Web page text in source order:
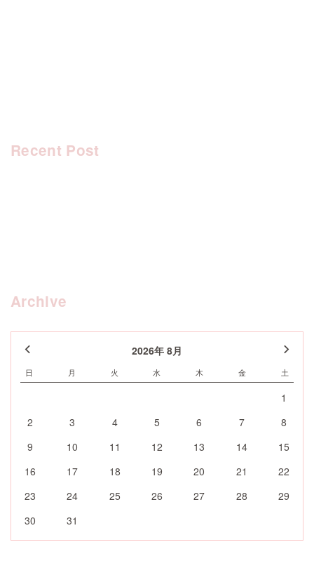
Recent Post
Archive
2026年 8月
日 月 火 水 木 金 土
1
2
3 4 5 6 7
8
9
10 11 12 13 14
15
16
17 18 19 20 21
22
23
24 25 26 27 28
29
30
31